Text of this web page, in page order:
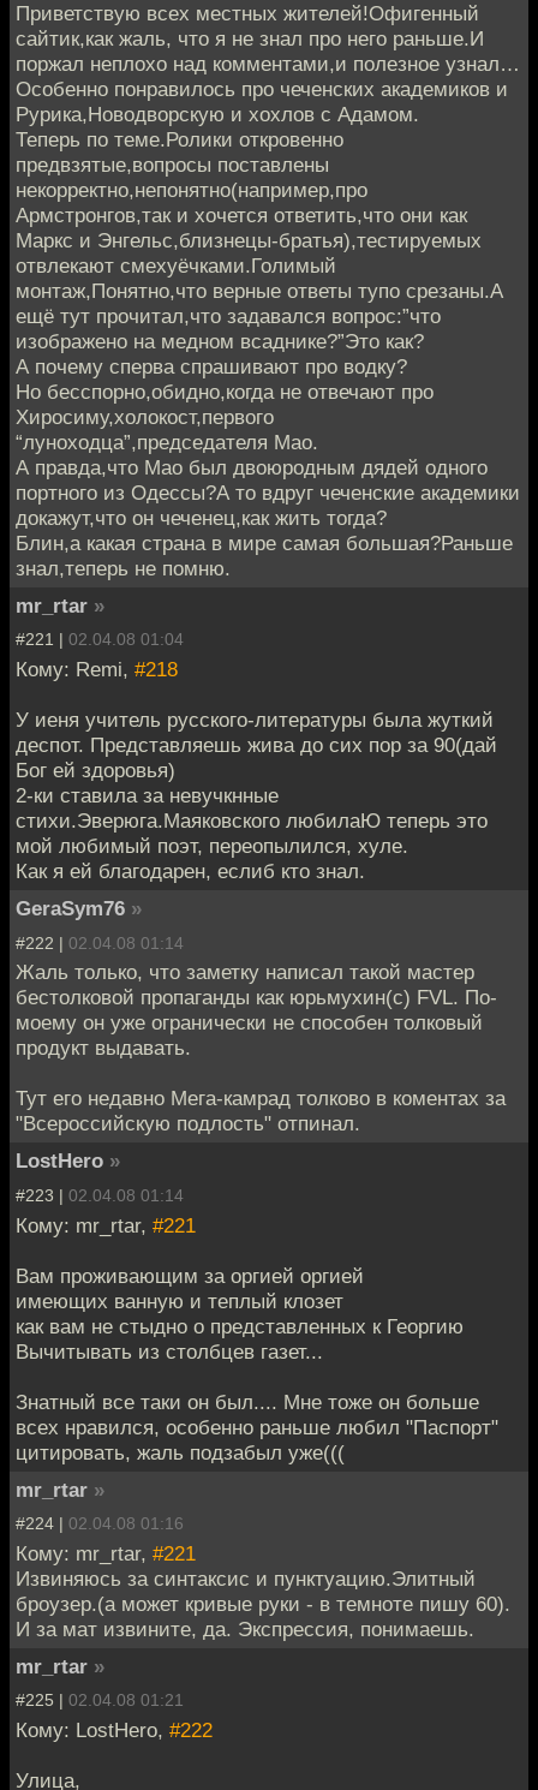
Приветствую всех местных жителей!Офигенный
сайтик,как жаль, что я не знал про него раньше.И
поржал неплохо над комментами,и полезное узнал…
Особенно понравилось про чеченских академиков и
Рурика,Новодворскую и хохлов с Адамом.
Теперь по теме.Ролики откровенно
предвзятые,вопросы поставлены
некорректно,непонятно(например,про
Армстронгов,так и хочется ответить,что они как
Маркс и Энгельс,близнецы-братья),тестируемых
отвлекают смехуёчками.Голимый
монтаж,Понятно,что верные ответы тупо срезаны.А
ещё тут прочитал,что задавался вопрос:”что
изображено на медном всаднике?”Это как?
А почему сперва спрашивают про водку?
Но бесспорно,обидно,когда не отвечают про
Хиросиму,холокост,первого
“луноходца”,председателя Мао.
А правда,что Мао был двоюродным дядей одного
портного из Одессы?А то вдруг чеченские академики
докажут,что он чеченец,как жить тогда?
Блин,а какая страна в мире самая большая?Раньше
знал,теперь не помню.
mr_rtar »
#221 | 02.04.08 01:04
Кому: Remi, #218
У иеня учитель русского-литературы была жуткий
деспот. Представляешь жива до сих пор за 90(дай
Бог ей здоровья)
2-ки ставила за невучкнные
стихи.Эверюга.Маяковского любилаЮ теперь это
мой любимый поэт, переопылился, хуле.
Как я ей благодарен, еслиб кто знал.
GeraSym76 »
#222 | 02.04.08 01:14
Жаль только, что заметку написал такой мастер
бестолковой пропаганды как юрьмухин(с) FVL. По-
моему он уже огранически не способен толковый
продукт выдавать.
Тут его недавно Мега-камрад толково в коментах за
"Всероссийскую подлость" отпинал.
LostHero »
#223 | 02.04.08 01:14
Кому: mr_rtar, #221
Вам проживающим за оргией оргией
имеющих ванную и теплый клозет
как вам не стыдно о представленных к Георгию
Вычитывать из столбцев газет...
Знатный все таки он был.... Мне тоже он больше
всех нравился, особенно раньше любил "Паспорт"
цитировать, жаль подзабыл уже(((
mr_rtar »
#224 | 02.04.08 01:16
Кому: mr_rtar, #221
Извиняюсь за синтаксис и пунктуацию.Элитный
броузер.(а может кривые руки - в темноте пишу 60).
И за мат извините, да. Экспрессия, понимаешь.
mr_rtar »
#225 | 02.04.08 01:21
Кому: LostHero, #222
Улица,